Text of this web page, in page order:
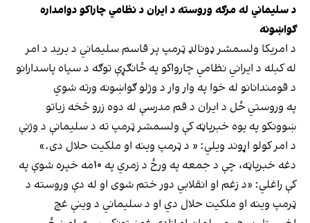
د سلیماني له مرګه وروسته د ایران د نظامي چاراکو دوامداره
ګواښونه
د امریکا ولسمشر ډونالډ ټرمپ پر قاسم سلیماني د برید د امر
له کبله د ایراني نظامي چارواکو په ځانګړې توګه د سپاه پاسدارانو
د قومندانانو له خوا په وار وار د وژلو ګواښونه ورته شوي
په وروستي ځل د ایران د قم مدرسې له دوه زرو څخه زیاتو
ښوونکو په یوه خبرپاڼه کې ولسمشر ټرمپ ته د سلیمانې د وژنې
د امر کولو اړوند ویلي: « د ټرمپ وینه او ملکیت حلال دی.»
دغه خبرپاڼه، چې د جمعه په ورځ د زمري په ۱۰مه خپره شوې په
کې راغلي: «د زغم او انقلابي دور ختم شوی او له دې وروسته د
ټرمپ وینه او ملکیت حلال دي او د سلیماني د وينې غچ